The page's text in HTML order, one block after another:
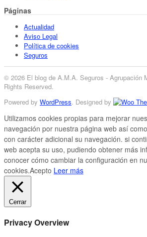
Páginas
Actualidad
Aviso Legal
Política de cookies
Seguros
© 2026 El blog de A.M.A. Seguros - Agrupación
Rights Reserved.
Powered by WordPress. Designed by
Utilizamos cookies propias para mejorar
navegación por nuestra página web así
con carácter adicional su navegación. si
web acepta su uso, pudiendo obtener más
conocer cómo cambiar la configuración en
cookies.Acepto Leer más
Cerrar
Privacy Overview